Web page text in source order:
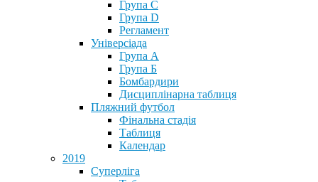
Група С
Група D
Регламент
Універсіада
Група А
Група Б
Бомбардири
Дисциплінарна таблиця
Пляжний футбол
Фінальна стадія
Таблиця
Календар
2019
Суперліга